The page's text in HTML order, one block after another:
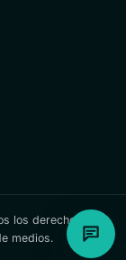
los derechos
medios.